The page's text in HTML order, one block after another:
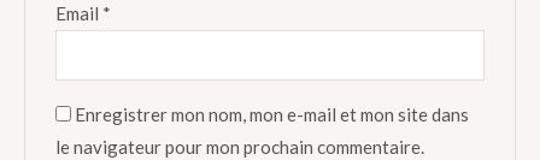
Email *
Enregistrer mon nom, mon e-mail et mon site dans
le navigateur pour mon prochain commentaire.